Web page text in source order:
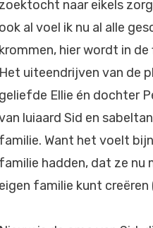
zoektocht naar eikels
ook al voel ik nu al alle
krommen, hier wordt in
Het uiteendrijven van de
geliefde Ellie én dochter
luiaard Sid en
familie. Want het voelt
familie hadden, dat ze nu
eigen familie kunt